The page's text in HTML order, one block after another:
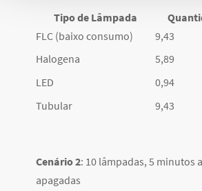
Tipo de Lâmpada
FLC (baixo consumo)
9,43
Halogena
5,89
LED
0,94
Tubular
9,43
Cenário 2: 10 lâmpadas, 5 minutos
apagadas